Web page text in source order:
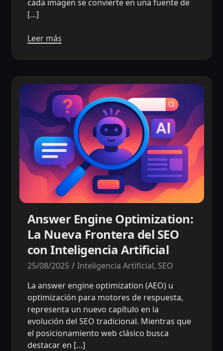
cada imagen se convierte en una fuente de
[…]
Leer más
Answer Engine Optimization:
La Nueva Frontera del SEO
con Inteligencia Artificial
25/08/2025 Inteligencia Artificial, SEO
La answer engine optimization (AEO) u
optimización para motores de respuesta,
representa un nuevo capítulo en la
evolución del SEO tradicional. Mientras que
el posicionamiento web clásico busca
destacar en […]